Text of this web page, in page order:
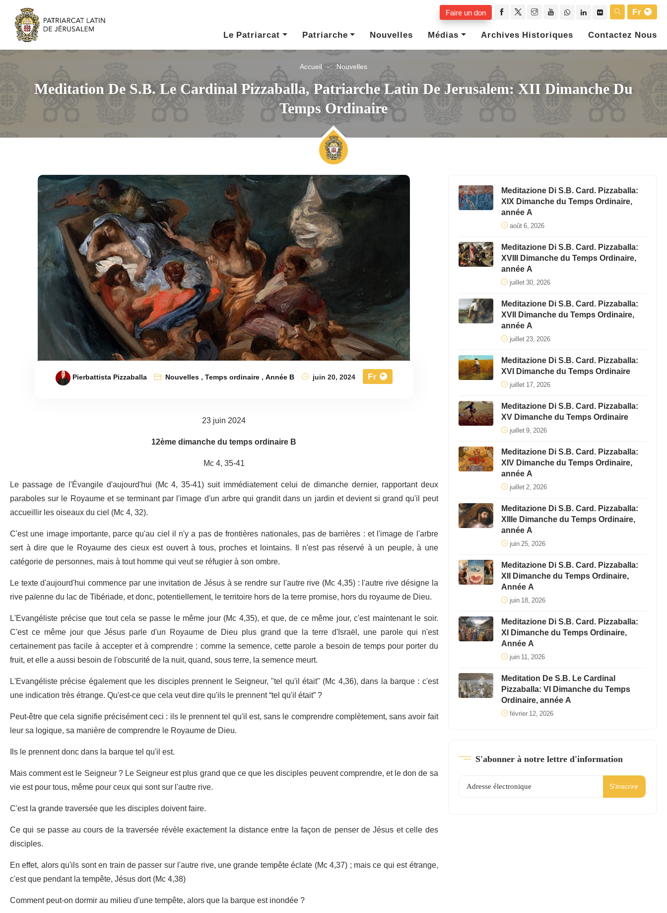
Faire un don
Fr
Le Patriarcat
Patriarche Nouvelles Médias Archives Historiques Contactez Nous
Accueil Nouvelles
Meditation De S.B. Le Cardinal Pizzaballa, Patriarche Latin De Jerusalem: XII Dimanche Du
Temps Ordinaire
Pierbattista Pizzaballa Nouvelles,Temps ordinaire,Année B juin 20, 2024 Fr
23 juin 2024
12ème dimanche du temps ordinaire B
Mc 4, 35-41
Le passage de l'Évangile d'aujourd'hui (Mc 4, 35-41) suit immédiatement celui de dimanche dernier, rapportant deux
paraboles sur le Royaume et se terminant par l'image d'un arbre qui grandit dans un jardin et devient si grand qu'il peut
accueillir les oiseaux du ciel (Mc 4, 32).
C'est une image importante, parce qu'au ciel il n'y a pas de frontières nationales, pas de barrières : et l'image de l'arbre
sert à dire que le Royaume des cieux est ouvert à tous, proches et lointains. Il n'est pas réservé à un peuple, à une
catégorie de personnes, mais à tout homme qui veut se réfugier à son ombre.
Le texte d'aujourd'hui commence par une invitation de Jésus à se rendre sur l'autre rive (Mc 4,35) : l'autre rive désigne la
rive païenne du lac de Tibériade, et donc, potentiellement, le territoire hors de la terre promise, hors du royaume de Dieu.
L'Evangéliste précise que tout cela se passe le même jour (Mc 4,35), et que, de ce même jour, c'est maintenant le soir.
C'est ce même jour que Jésus parle d'un Royaume de Dieu plus grand que la terre d'Israël, une parole qui n'est
certainement pas facile à accepter et à comprendre : comme la semence, cette parole a besoin de temps pour porter du
fruit, et elle a aussi besoin de l'obscurité de la nuit, quand, sous terre, la semence meurt.
L'Evangéliste précise également que les disciples prennent le Seigneur, "tel qu'il était" (Mc 4,36), dans la barque : c'est
une indication très étrange. Qu'est-ce que cela veut dire qu'ils le prennent “tel qu'il était” ?
Peut-être que cela signifie précisément ceci : ils le prennent tel qu'il est, sans le comprendre complètement, sans avoir fait
leur sa logique, sa manière de comprendre le Royaume de Dieu.
Ils le prennent donc dans la barque tel qu'il est.
Mais comment est le Seigneur ? Le Seigneur est plus grand que ce que les disciples peuvent comprendre, et le don de sa
vie est pour tous, même pour ceux qui sont sur l'autre rive.
C'est la grande traversée que les disciples doivent faire.
Ce qui se passe au cours de la traversée révèle exactement la distance entre la façon de penser de Jésus et celle des
disciples.
En effet, alors qu'ils sont en train de passer sur l'autre rive, une grande tempête éclate (Mc 4,37) ; mais ce qui est étrange,
c'est que pendant la tempête, Jésus dort (Mc 4,38)
Comment peut-on dormir au milieu d'une tempête, alors que la barque est inondée ?
Meditazione Di S.B. Card. Pizzaballa:
XIX Dimanche du Temps Ordinaire,
année A
août 6, 2026
Meditazione Di S.B. Card. Pizzaballa:
XVIII Dimanche du Temps Ordinaire,
année A
juillet 30, 2026
Meditazione Di S.B. Card. Pizzaballa:
XVII Dimanche du Temps Ordinaire,
année A
juillet 23, 2026
Meditazione Di S.B. Card. Pizzaballa:
XVI Dimanche du Temps Ordinaire
juillet 17, 2026
Meditazione Di S.B. Card. Pizzaballa:
XV Dimanche du Temps Ordinaire
juillet 9, 2026
Meditazione Di S.B. Card. Pizzaballa:
XIV Dimanche du Temps Ordinaire,
année A
juillet 2, 2026
Meditazione Di S.B. Card. Pizzaballa:
XIIIe Dimanche du Temps Ordinaire,
année A
juin 25, 2026
Meditazione Di S.B. Card. Pizzaballa:
XII Dimanche du Temps Ordinaire,
Année A
juin 18, 2026
Meditazione Di S.B. Card. Pizzaballa:
XI Dimanche du Temps Ordinaire,
Année A
juin 11, 2026
Meditation De S.B. Le Cardinal
Pizzaballa: VI Dimanche du Temps
Ordinaire, année A
février 12, 2026
S'abonner à notre lettre d'information
S'inscrire